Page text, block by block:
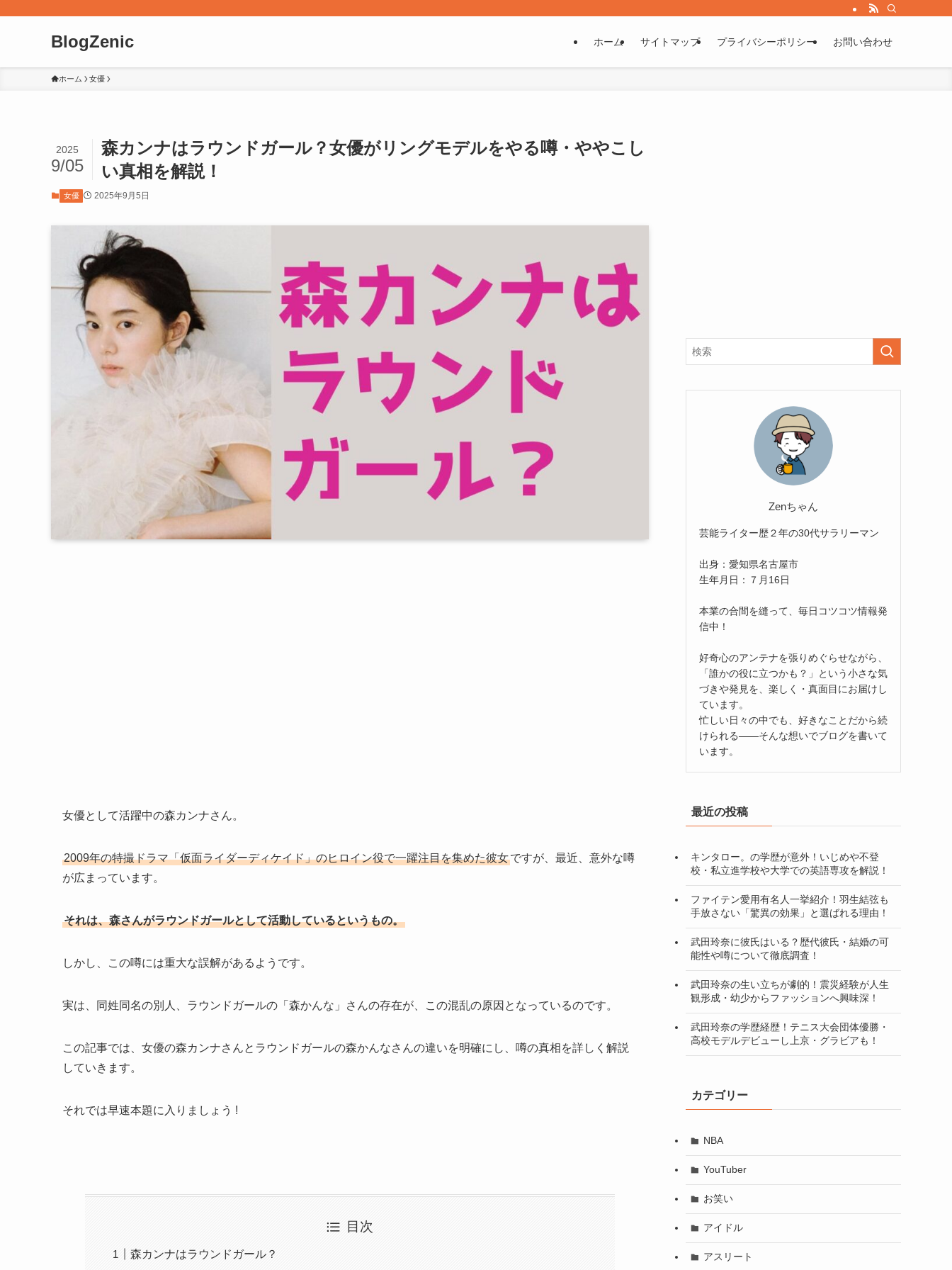
BlogZenic ホーム サイトマップ プライバシーポリシー お問い合わせ
ホーム 女優
森カンナはラウンドガール？女優がリングモデルをやる噂・ややこし
い真相を解説！
2025
9/05
女優 2025年9月5日
女優として活躍中の森カンナさん。
2009年の特撮ドラマ「仮面ライダーディケイド」のヒロイン役で一躍注目を集めた彼女ですが、最近、意外な噂
が広まっています。
それは、森さんがラウンドガールとして活動しているというもの。
しかし、この噂には重大な誤解があるようです。
実は、同姓同名の別人、ラウンドガールの「森かんな」さんの存在が、この混乱の原因となっているのです。
この記事では、女優の森カンナさんとラウンドガールの森かんなさんの違いを明確にし、噂の真相を詳しく解説
していきます。
それでは早速本題に入りましょう !
目次
森カンナはラウンドガール？
Zenちゃん
芸能ライター歴２年の30代サラリーマン
出身：愛知県名古屋市
生年月日：７月16日
本業の合間を縫って、毎日コツコツ情報発
信中！
好奇心のアンテナを張りめぐらせながら、
「誰かの役に立つかも？」という小さな気
づきや発見を、楽しく・真面目にお届けし
ています。
忙しい日々の中でも、好きなことだから続
けられる——そんな想いでブログを書いて
います。
最近の投稿
キンタロー。の学歴が意外！いじめや不登
校・私立進学校や大学での英語専攻を解説！
ファイテン愛用有名人一挙紹介！羽生結弦も
手放さない「驚異の効果」と選ばれる理由！
武田玲奈に彼氏はいる？歴代彼氏・結婚の可
能性や噂について徹底調査！
武田玲奈の生い立ちが劇的！震災経験が人生
観形成・幼少からファッションへ興味深！
武田玲奈の学歴経歴！テニス大会団体優勝・
高校モデルデビューし上京・グラビアも！
カテゴリー
NBA
YouTuber
お笑い
アイドル
アスリート